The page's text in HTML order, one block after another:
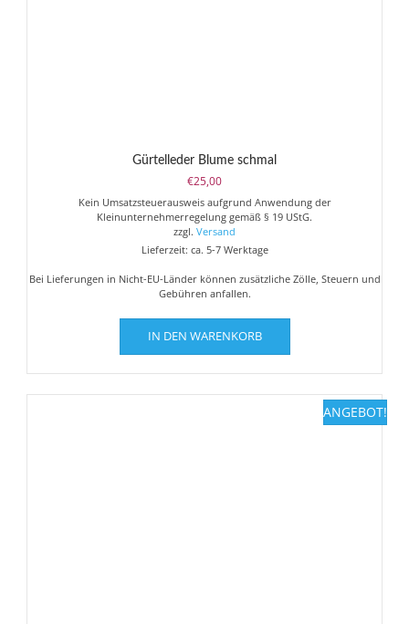
Gürtelleder Blume schmal
€25,00
Kein Umsatzsteuerausweis aufgrund Anwendung der
Kleinunternehmerregelung gemäß § 19 UStG.
zzgl. Versand
Lieferzeit: ca. 5-7 Werktage
Bei Lieferungen in Nicht-EU-Länder können zusätzliche Zölle, Steuern und
Gebühren anfallen.
IN DEN WARENKORB
ANGEBOT!